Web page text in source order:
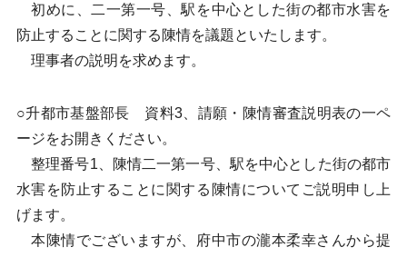
初めに、二一第一号、駅を中心とした街の都市水害を
防止することに関する陳情を議題といたします。
理事者の説明を求めます。
○升都市基盤部長 資料3、請願・陳情審査説明表の一ペ
ージをお開きください。
整理番号1、陳情二一第一号、駅を中心とした街の都市
水害を防止することに関する陳情についてご説明申し上
げます。
本陳情でございますが、府中市の瀧本柔幸さんから提